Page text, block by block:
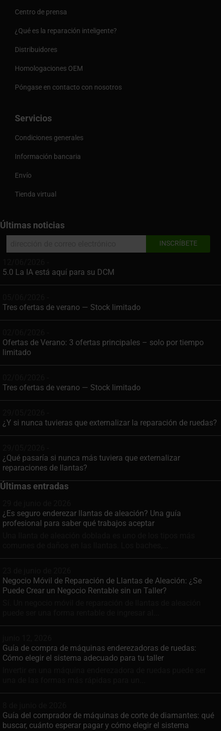
Centro de prensa
¿Qué es la reparación inteligente?
Distribuidores
Homologaciones OEM
Póngase en contacto con nosotros
Servicios
Condiciones generales
Información bancaria
Envío
Tienda virtual
Últimas noticias
5.0 La IA está aquí para su DCM
Tres ofertas de verano — Stock limitado
Ofertas de Verano: 3 ofertas principales – solo por tiempo
limitado
Tres ofertas de verano — Stock limitado
¿Y si nunca tuvieras que externalizar la reparación de ruedas?
¿Qué pasaría si nunca más tuviera que externalizar
reparaciones de llantas?
Últimas entradas
¿Es seguro enderezar llantas de aleación? Una guía
profesional para saber qué trabajos aceptar
Negocio Móvil de Reparación de Llantas de Aleación: ¿Se
Puede Crear un Negocio Rentable sin un Taller?
Guía de compra de máquinas enderezadoras de ruedas:
Cómo elegir el sistema adecuado para tu taller
Guía del comprador de máquinas de corte de diamantes: qué
buscar, cuánto esperar pagar y cómo elegir el sistema